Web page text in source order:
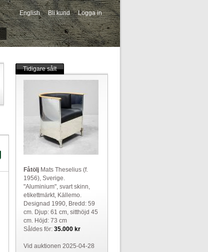
English Bli kund Logga in
-->
Tidigare sålt
FåtöljMats Theselius (f.
1956), Sverige.
"Aluminium", svart skinn,
etikettmärkt, Källemo.
Designad 1990, Bredd: 59
cm. Djup: 61 cm, sitthöjd 45
cm. Höjd: 73 cm
Såldes för: 35.000 kr
Vid auktionen 2025-04-28